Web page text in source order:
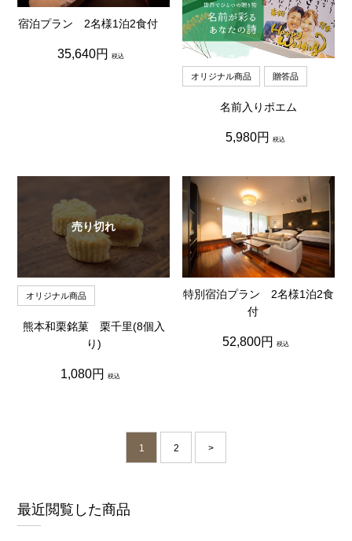
宿泊プラン 2名様1泊2食付
通
常
35,640円 税込
オリジナル商品 贈答品
名前入りポエム
通
常
5,980円税込
売り切れ
オリジナル商品
熊本和栗銘菓 栗千里(8個入
り)
通
常
1,080円税込
特別宿泊プラン 2名様1泊2食
付
通
常
52,800円 税込
1 2 >
最近閲覧した商品